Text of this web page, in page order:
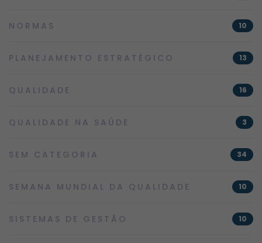
NORMAS 10
PLANEJAMENTO ESTRATÉGICO 13
QUALIDADE 16
QUALIDADE NA SAÚDE 3
SEM CATEGORIA 34
SEMANA MUNDIAL DA QUALIDADE 10
SISTEMAS DE GESTÃO 10